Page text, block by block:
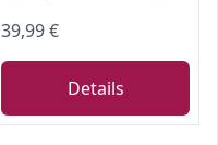
39,99 €
Details